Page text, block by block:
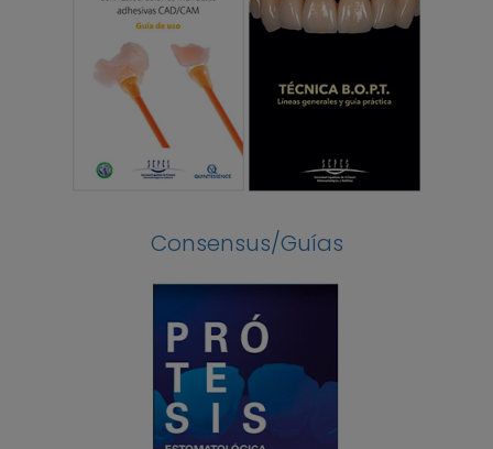
Consensus/Guías